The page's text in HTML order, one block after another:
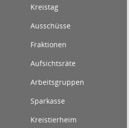
Kreistag
Ausschüsse
Fraktionen
Aufsichtsräte
Arbeitsgruppen
Sparkasse
Kreistierheim